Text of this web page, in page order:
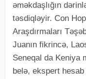
əməkdaşlığın
təsdiqləyir. Con
Araşdırmaları
Juanın fikrincə,
Seneqal da Keniya
belə, ekspert